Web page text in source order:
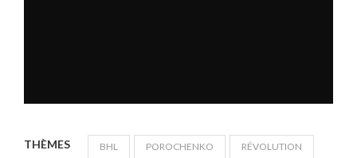
THÈMES BHL POROCHENKO RÉVOLUTION